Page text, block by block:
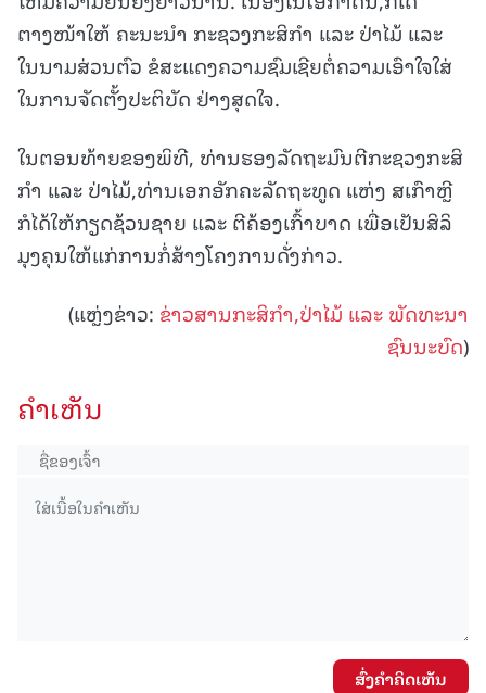
ຕາງໜ້າໃຫ້ ຄະນະນໍາ ກະຊວງກະສິກຳ ແລະ ປ່າໄມ້ ແລະ
ໃນນາມສ່ວນຕົວ ຂໍສະແດງຄວາມຊົມເຊີຍຕໍ່ຄວາມເອົາໃຈໃສ່
ໃນການຈັດຕັ້ງປະຕິບັດ ຢ່າງສຸດໃຈ.
ໃນຕອນທ້າຍຂອງພິທີ, ທ່ານຮອງລັດຖະມົນຕີກະຊວງກະສິ
ກໍາ ແລະ ປ່າໄມ້,ທ່ານເອກອັກຄະລັດຖະທູດ ແຫ່ງ ສເກົາຫຼີ
ກໍໄດ້ໃຫ້ກຽດຊ້ວນຊາຍ ແລະ ຕີຄ້ອງເກົ້າບາດ ເພື່ອເປັນສິລິ
ມຸງຄຸນໃຫ້ແກ່ການກໍ່ສ້າງໂຄງການດັ່ງກ່າວ.
(ແຫຼ່ງຂ່າວ: ຂ່າວສານກະສິກໍາ,ປ່າໄມ້ ແລະ ພັດທະນາ
ຊົນນະບົດ)
ຄໍາເຫັນ
ສົ່ງຄໍາຄິດເຫັນ